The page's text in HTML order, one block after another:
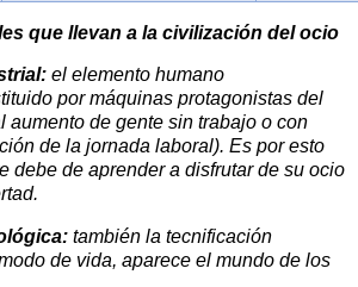
que llevan a la civilización del ocio
el elemento humano
por máquinas protagonistas del
aumento de gente sin trabajo o con
de la jornada laboral). Es por esto
debe de aprender a disfrutar de su ocio
también la tecnificación
de vida, aparece el mundo de los